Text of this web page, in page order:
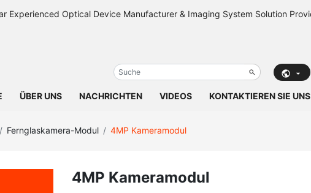
ÜBER UNS NACHRICHTEN VIDEOS KONTAKTIEREN SIE UNS
Fernglaskamera-Modul 4MP Kameramodul
4MP Kameramodul